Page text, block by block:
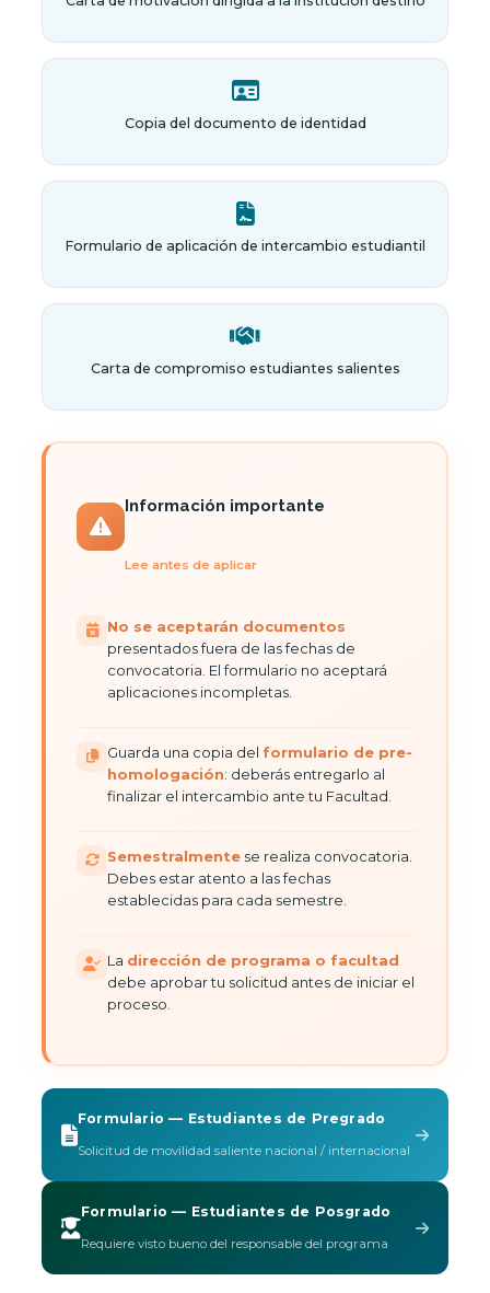
Copia del documento de identidad
Formulario de aplicación de intercambio estudiantil
Carta de compromiso estudiantes salientes
Información importante
Lee antes de aplicar
No se aceptarán documentos
presentados fuera de las fechas de
convocatoria. El formulario no aceptará
aplicaciones incompletas.
Guarda una copia del formulario de pre-
homologación: deberás entregarlo al
finalizar el intercambio ante tu Facultad.
Semestralmente se realiza convocatoria.
Debes estar atento a las fechas
establecidas para cada semestre.
La dirección de programa o facultad
debe aprobar tu solicitud antes de iniciar el
proceso.
Formulario — Estudiantes de Pregrado
Solicitud de movilidad saliente nacional / internacional
Formulario — Estudiantes de Posgrado
Requiere visto bueno del responsable del programa